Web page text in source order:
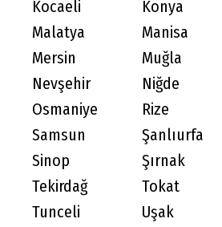
Kocaeli
Konya
Malatya
Manisa
Mersin
Muğla
Nevşehir
Niğde
Osmaniye
Rize
Samsun
Şanlıurfa
Sinop
Şırnak
Tekirdağ
Tokat
Tunceli
Uşak